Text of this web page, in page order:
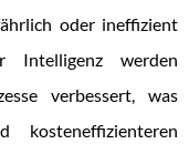
oder ineffizient
werden
verbessert, was